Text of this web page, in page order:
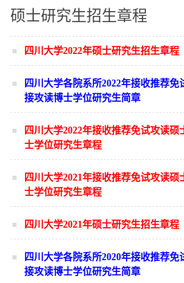
硕士研究生招生章程
四川大学2022年硕士研究生招生章程
四川大学各院系所2022年接收推荐
接攻读博士学位研究生简章
四川大学2022年接收推荐免试攻读
士学位研究生章程
四川大学2021年接收推荐免试攻读
士学位研究生章程
四川大学2021年硕士研究生招生章程
四川大学各院系所2020年接收推荐
接攻读博士学位研究生简章